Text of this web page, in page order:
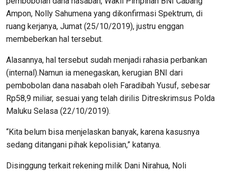
Ampon, Nolly Sahumena yang dikonfirmasi Spektrum, di
ruang kerjanya, Jumat (25/10/2019), justru enggan
membeberkan hal tersebut.
Alasannya, hal tersebut sudah menjadi rahasia perbankan
(internal).Namun ia menegaskan, kerugian BNI dari
pembobolan dana nasabah oleh Faradibah Yusuf, sebesar
Rp58,9 miliar, sesuai yang telah dirilis Ditreskrimsus Polda
Maluku Selasa (22/10/2019).
“Kita belum bisa menjelaskan banyak, karena kasusnya
sedang ditangani pihak kepolisian,” katanya.
Disinggung terkait rekening milik Dani Nirahua, Noli